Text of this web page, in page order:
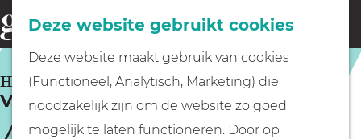
Deze website gebruikt cookies
Deze website maakt gebruik van cookies
(Functioneel, Analytisch, Marketing) die
noodzakelijk zijn om de website zo goed
mogelijk te laten functioneren. Door op
G
a
n
Fietsen
Wandelen
o
e
k
Vie food & drinks
HUIZEN